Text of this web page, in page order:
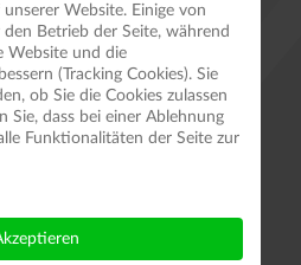
„problematischen“
Wulstlinge – dazu
Wulstling,
giftige Grüne
und andere Arten –
komplett ausgefallen.
Website. Einige von
Betrieb der Seite, während
Website und die
(Tracking Cookies). Sie
ob Sie die Cookies zulassen
Sie, dass bei einer Ablehnung
Funktionalitäten der Seite zur